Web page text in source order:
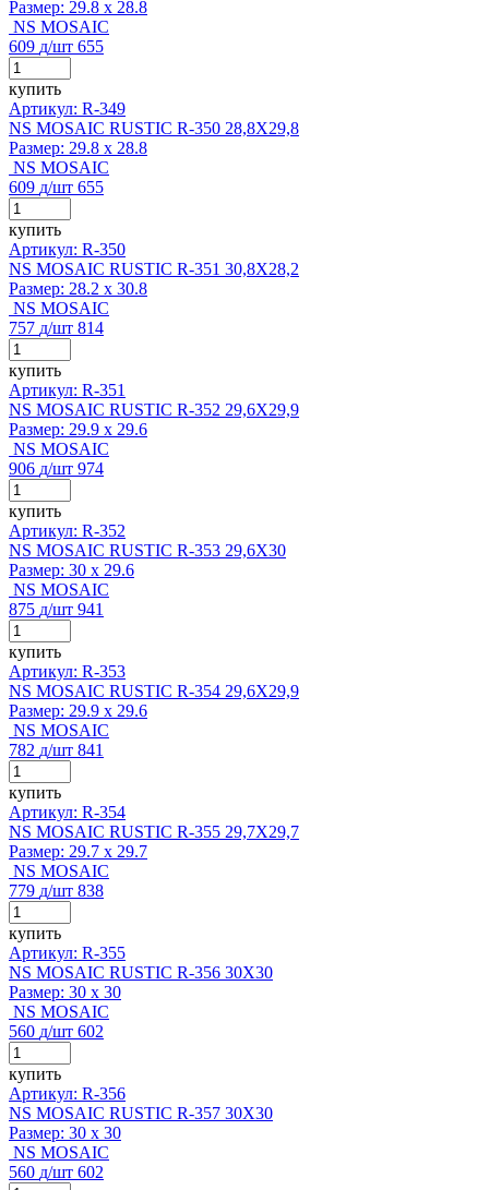
Размер: 29.8 x 28.8
NS MOSAIC
609 д/шт 655
купить
Артикул: R-349
NS MOSAIC RUSTIC R-350 28,8X29,8
Размер: 29.8 x 28.8
NS MOSAIC
609 д/шт 655
купить
Артикул: R-350
NS MOSAIC RUSTIC R-351 30,8X28,2
Размер: 28.2 x 30.8
NS MOSAIC
757 д/шт 814
купить
Артикул: R-351
NS MOSAIC RUSTIC R-352 29,6X29,9
Размер: 29.9 x 29.6
NS MOSAIC
906 д/шт 974
купить
Артикул: R-352
NS MOSAIC RUSTIC R-353 29,6X30
Размер: 30 x 29.6
NS MOSAIC
875 д/шт 941
купить
Артикул: R-353
NS MOSAIC RUSTIC R-354 29,6X29,9
Размер: 29.9 x 29.6
NS MOSAIC
782 д/шт 841
купить
Артикул: R-354
NS MOSAIC RUSTIC R-355 29,7X29,7
Размер: 29.7 x 29.7
NS MOSAIC
779 д/шт 838
купить
Артикул: R-355
NS MOSAIC RUSTIC R-356 30X30
Размер: 30 x 30
NS MOSAIC
560 д/шт 602
купить
Артикул: R-356
NS MOSAIC RUSTIC R-357 30X30
Размер: 30 x 30
NS MOSAIC
560 д/шт 602